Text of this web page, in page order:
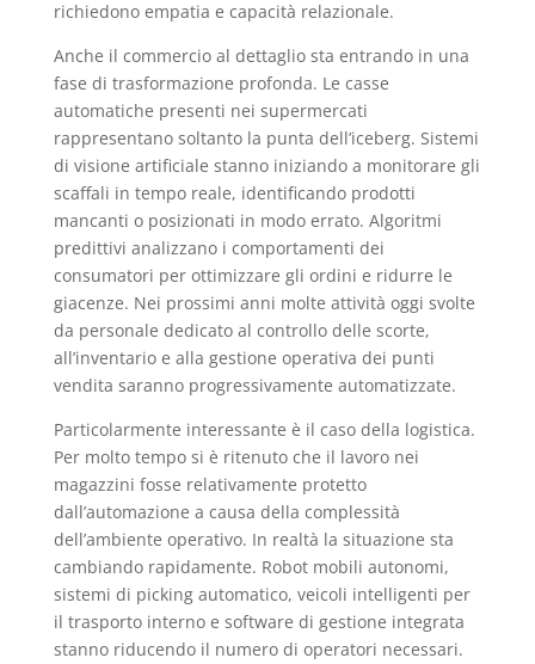
richiedono empatia e capacità relazionale.
Anche il commercio al dettaglio sta entrando in una
fase di trasformazione profonda. Le casse
automatiche presenti nei supermercati
rappresentano soltanto la punta dell’iceberg. Sistemi
di visione artificiale stanno iniziando a monitorare gli
scaffali in tempo reale, identificando prodotti
mancanti o posizionati in modo errato. Algoritmi
predittivi analizzano i comportamenti dei
consumatori per ottimizzare gli ordini e ridurre le
giacenze. Nei prossimi anni molte attività oggi svolte
da personale dedicato al controllo delle scorte,
all’inventario e alla gestione operativa dei punti
vendita saranno progressivamente automatizzate.
Particolarmente interessante è il caso della logistica.
Per molto tempo si è ritenuto che il lavoro nei
magazzini fosse relativamente protetto
dall’automazione a causa della complessità
dell’ambiente operativo. In realtà la situazione sta
cambiando rapidamente. Robot mobili autonomi,
sistemi di picking automatico, veicoli intelligenti per
il trasporto interno e software di gestione integrata
stanno riducendo il numero di operatori necessari.